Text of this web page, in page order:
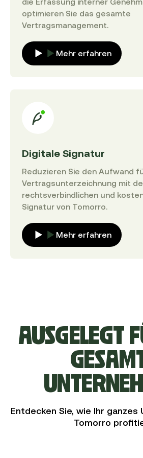
optimieren Sie das gesamte
Vertragsmanagement.
Mehr erfahren
Digitale Signatur
Reduzieren Sie den Aufwand
Vertragsunterzeichnung mit
rechtsverbindlichen und
Signatur von Tomorro.
Mehr erfahren
AUSGELEGT
Entdecken Sie, wie Ihr ganzes
Tomorro